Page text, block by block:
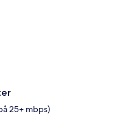
25+ mbps)